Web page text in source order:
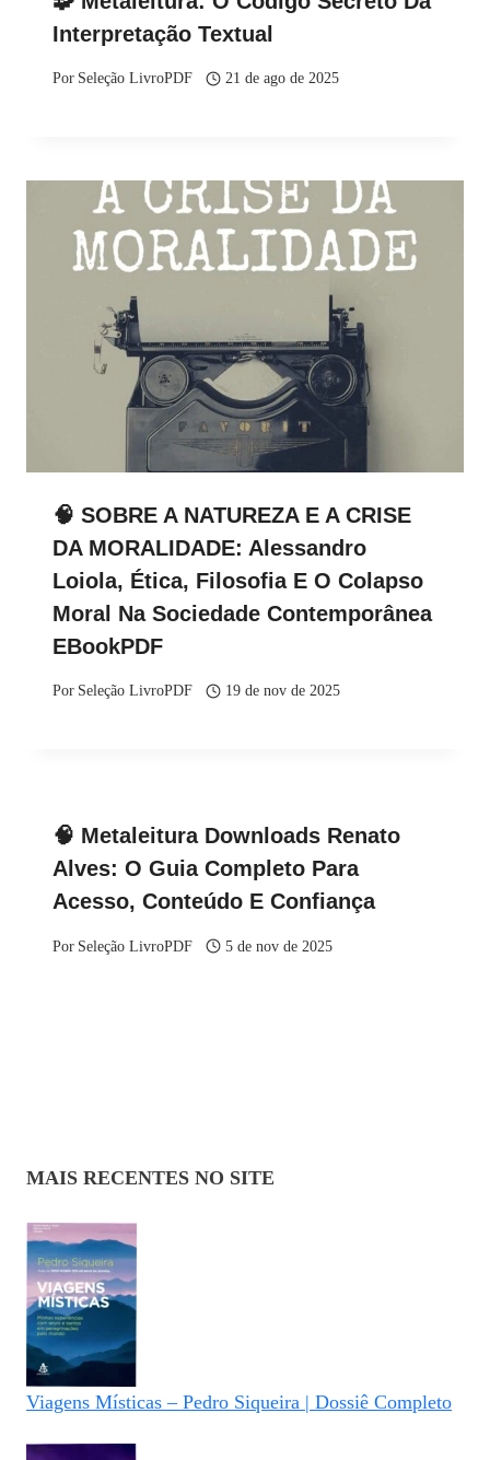
Interpretação Textual
Por Seleção LivroPDF 21 de ago de 2025
🧠 SOBRE A NATUREZA E A CRISE
DA MORALIDADE: Alessandro
Loiola, Ética, Filosofia E O Colapso
Moral Na Sociedade Contemporânea
EBookPDF
Por Seleção LivroPDF 19 de nov de 2025
🧠 Metaleitura Downloads Renato
Alves: O Guia Completo Para
Acesso, Conteúdo E Confiança
Por Seleção LivroPDF 5 de nov de 2025
MAIS RECENTES NO SITE
Viagens Místicas – Pedro Siqueira | Dossiê Completo